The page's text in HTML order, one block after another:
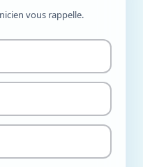
vous rappelle.